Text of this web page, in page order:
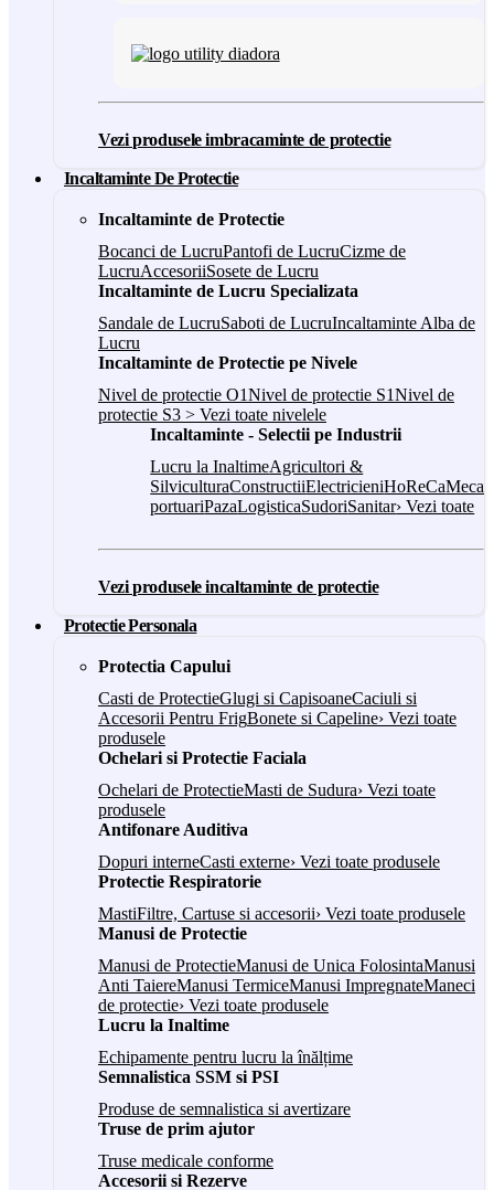
Vezi produsele imbracaminte de protectie
Incaltaminte De Protectie
Incaltaminte de Protectie
Bocanci de LucruPantofi de LucruCizme de
LucruAccesoriiSosete de Lucru
Incaltaminte de Lucru Specializata
Sandale de LucruSaboti de LucruIncaltaminte Alba de
Lucru
Incaltaminte de Protectie pe Nivele
Nivel de protectie O1Nivel de protectie S1Nivel de
protectie S3 > Vezi toate nivelele
Incaltaminte - Selectii pe Industrii
Lucru la InaltimeAgricultori &
SilviculturaConstructiiElectricieniHoReCa
portuariPazaLogisticaSudoriSanitar› Vezi toate
Vezi produsele incaltaminte de protectie
Protectie Personala
Protectia Capului
Casti de ProtectieGlugi si CapisoaneCaciuli si
Accesorii Pentru FrigBonete si Capeline› Vezi toate
produsele
Ochelari si Protectie Faciala
Ochelari de ProtectieMasti de Sudura› Vezi toate
produsele
Antifonare Auditiva
Dopuri interneCasti externe› Vezi toate produsele
Protectie Respiratorie
MastiFiltre, Cartuse si accesorii› Vezi toate produsele
Manusi de Protectie
Manusi de ProtectieManusi de Unica FolosintaManusi
Anti TaiereManusi TermiceManusi ImpregnateManeci
de protectie› Vezi toate produsele
Lucru la Inaltime
Echipamente pentru lucru la înălțime
Semnalistica SSM si PSI
Produse de semnalistica si avertizare
Truse de prim ajutor
Truse medicale conforme
Accesorii si Rezerve